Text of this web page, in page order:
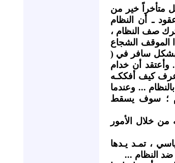
متأخراً خير من
ـ أن النظام
صف النظام ،
الموقف الشجاع
بشكل سافر في (
أن خدام
كيف أفككـه
... وعندما
؛ سوف يسقط
من خلال الأمور
، تمـد يـدها
النظام ...